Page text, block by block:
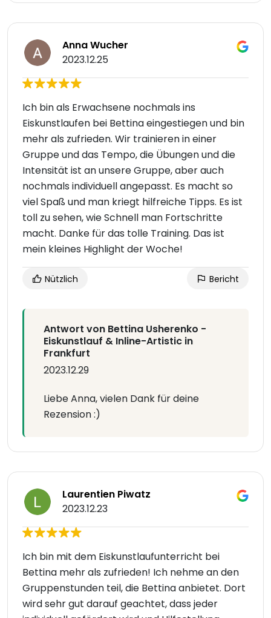
Anna Wucher
2023.12.25
Ich bin als Erwachsene nochmals ins
Eiskunstlaufen bei Bettina eingestiegen und bin
mehr als zufrieden. Wir trainieren in einer
Gruppe und das Tempo, die Übungen und die
Intensität ist an unsere Gruppe, aber auch
nochmals individuell angepasst. Es macht so
viel Spaß und man kriegt hilfreiche Tipps. Es ist
toll zu sehen, wie Schnell man Fortschritte
macht. Danke für das tolle Training. Das ist
mein kleines Highlight der Woche!
Nützlich Bericht
Antwort von Bettina Usherenko -
Eiskunstlauf & Inline-Artistic in
Frankfurt
2023.12.29
Liebe Anna, vielen Dank für deine
Rezension :)
Laurentien Piwatz
2023.12.23
Ich bin mit dem Eiskunstlaufunterricht bei
Bettina mehr als zufrieden! Ich nehme an den
Gruppenstunden teil, die Bettina anbietet. Dort
wird sehr gut darauf geachtet, dass jeder